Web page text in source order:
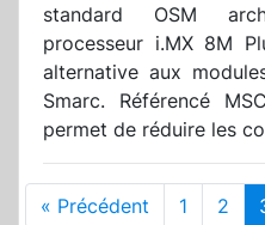
standard OSM
processeur i.MX 8M
alternative aux
Smarc. Référencé
permet de réduire les
« Précédent 1 2